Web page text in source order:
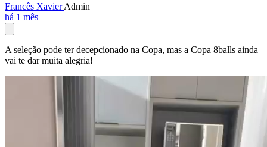
Francês XavierAdmin
há 1 mês
A seleção pode ter decepcionado na Copa, mas a Copa 8balls ainda
vai te dar muita alegria!